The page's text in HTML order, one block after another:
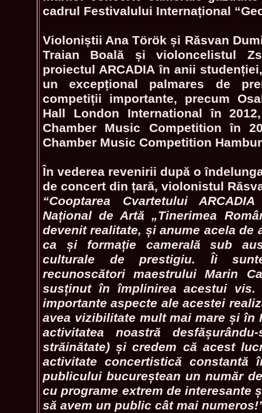
cadrul Festivalului Internațional
Violoniștii Ana Török și Răsvan
Traian Boală și violoncelistul
proiectul ARCADIA în anii
un excepțional palmares de
competiții importante, precum
Hall London International în
Chamber Music Competition în
Chamber Music Competition
În vederea revenirii după o
de concert din țară, violonistul
“Cooptarea Cvartetului
Național de Artă „Tinerimea
devenit realitate, și anume acela de
ca și formație camerală sub
culturale de prestigiu. Îi
recunoscători maestrului Marin
susținut în împlinirea acestui
importante aspecte ale acestei
avea vizibilitate mult mai mare și în
activitatea noastră
străinătate) și credem că acest
activitate concertistică constantă
publicului bucureștean un număr
cu programe extrem de interesante
să avem un public cât mai